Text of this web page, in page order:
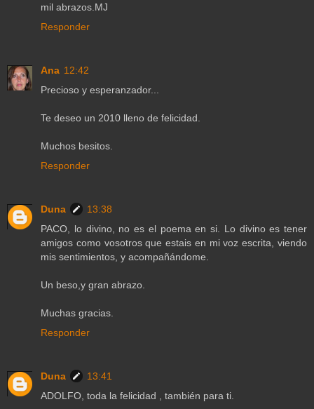
mil abrazos.MJ
Responder
Ana 12:42
Precioso y esperanzador...
Te deseo un 2010 lleno de felicidad.
Muchos besitos.
Responder
Duna
13:38
PACO, lo divino, no es el poema en si. Lo divino es tener
amigos como vosotros que estais en mi voz escrita, viendo
mis sentimientos, y acompañándome.
Un beso,y gran abrazo.
Muchas gracias.
Responder
Duna
13:41
ADOLFO, toda la felicidad , también para ti.